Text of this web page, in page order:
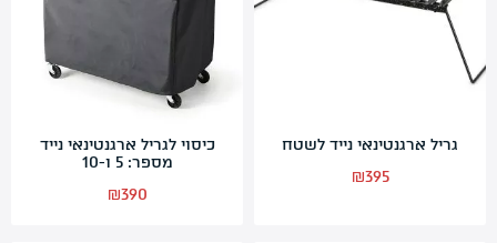
גריל ארגנטינאי נייד לשטח
₪395
כיסוי לגריל ארגנטינאי נייד
מספר: 5 ו-10
₪390